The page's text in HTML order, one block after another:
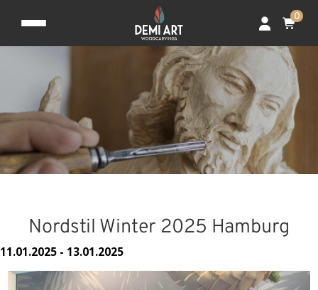
0
Nordstil Winter 2025 Hamburg
11.01.2025 - 13.01.2025